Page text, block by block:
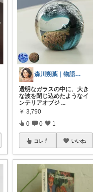
森川朔葉｜物語の余韻を暮らしへ
透明なガラスの中に、大き
な波を閉じ込めたようなイ
ンテリアオブジ ...
￥ 3,790
0 0 1
コレ いいね